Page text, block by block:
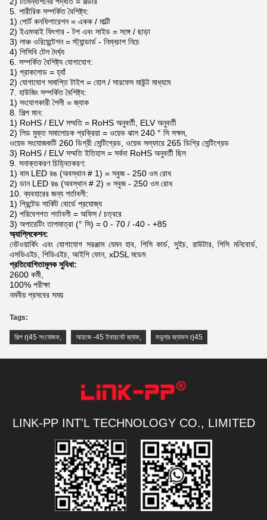
5. শারীরিক সম্পর্কিত বৈশিষ্ট্য:
1) পোর্ট কনফিগারেশন = একক / মাল্টি
2) ইএমআই ফিংগার - টপ এবং সাইড = সঙ্গে / ছাড়া
3) লাঞ্চ ওরিয়েন্টেশন = স্ট্যান্ডার্ড - নিম্নচাপ নিচে
4) পিসিবি টেল দৈর্ঘ্য
6. সম্পর্কিত বৈশিষ্ট্য যোগাযোগ:
1) প্রাকলোড = হ্যাঁ
2) যোগাযোগ সমাপ্তি টাইপ = হোল / সারফেস মাউন্ট মাধ্যমে
7. হাউজিং সম্পর্কিত বৈশিষ্ট্য:
1) সংযোগকারী শৈলী = জ্যাক
8. শিল্প মান:
1) RoHS / ELV সম্মতি = RoHS অনুবর্তী, ELV অনুবর্তী
2) লিড মুক্ত সমালোচক প্রক্রিয়া = ওয়েভ ঝাল 240 ° সি সক্ষম,
ওয়েভ সংযোজকটি 260 ডিগ্রী সেন্টিগ্রেড, ওয়েভ সল্ফারে 265 ডিগ্রি সেন্টিগ্রেড
3) RoHS / ELV সম্মতি ইতিহাস = সর্বদা RoHS অনুবর্তী ছিল
9. সনাক্তকরণ চিহ্নিতকরণ:
1) বাম LED রঙ (অবস্থান # 1) = সবুজ - 250 ওম রোধ
2) ডান LED রঙ (অবস্থান # 2) = সবুজ - 250 ওম রোধ
10. ব্যবহারের জন্য শর্তাবলী:
1) প্রিন্টেড সার্কিট বোর্ডে প্রযোজ্য
2) পরিবেশগত শর্তাবলী = অফিস / চত্বরে
3) অপারেটিং তাপমাত্রা (° সি) = 0 - 70 / -40 - +85
অ্যাপ্লিকেশন:
নেটওয়ার্কিং এবং যোগাযোগ সরঞ্জাম যেমন হাব, পিসি কার্ড, সুইচ, রাউটার, পিসি মনিবোর্ড,
এসডিএইচ, পিডিএইচ, আইপি ফোন, xDSL মডেম
প্রতিযোগিতামূলক সুবিধা:
2600 কর্মী,
100% পরীক্ষা
নমনীয় প্রসবের সময়
Tags:
শিল্প rj45 সংযোজক, আরজে -45 ইথারনেট জ্যাক, মডুলার জ্যাকস rj45
LINK-PP INT'L TECHNOLOGY CO., LIMITED